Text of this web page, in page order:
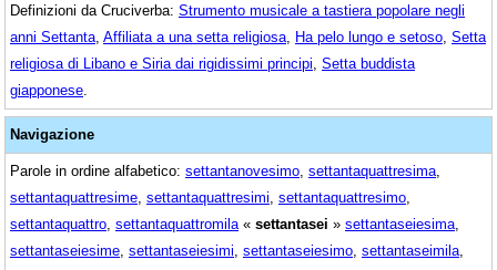
Definizioni da Cruciverba: Strumento musicale a tastiera popolare negli
anni Settanta Affiliata a una setta religiosa Ha pelo lungo e setoso Setta
religiosa di Libano e Siria dai rigidissimi principi Setta buddista
giapponese
Navigazione
Parole in ordine alfabetico: settantanovesimo settantaquattresima
settantaquattresime settantaquattresimi settantaquattresimo
settantaquattro settantaquattromila « settantasei » settantaseiesima
settantaseiesime settantaseiesimi settantaseiesimo settantaseimila